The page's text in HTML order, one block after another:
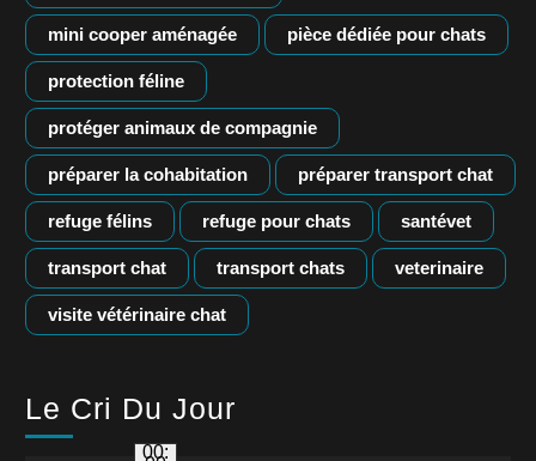
mini cooper aménagée pièce dédiée pour chats
protection féline
protéger animaux de compagnie
préparer la cohabitation préparer transport chat
refuge félins refuge pour chats santévet
transport chat transport chats veterinaire
visite vétérinaire chat
Le Cri Du Jour
00: